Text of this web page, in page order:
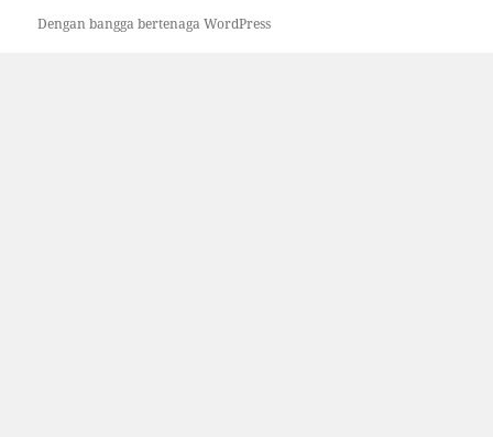
Dengan bangga bertenaga WordPress